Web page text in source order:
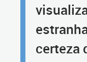
certeza